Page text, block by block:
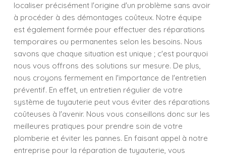
localiser précisément l'origine d'un problème sans avoir
à procéder à des démontages coûteux. Notre équipe
est également formée pour effectuer des réparations
temporaires ou permanentes selon les besoins. Nous
savons que chaque situation est unique ; c'est pourquoi
nous vous offrons des solutions sur mesure. De plus,
nous croyons fermement en l'importance de l'entretien
préventif. En effet, un entretien régulier de votre
système de tuyauterie peut vous éviter des réparations
coûteuses à l'avenir. Nous vous conseillons donc sur les
meilleures pratiques pour prendre soin de votre
plomberie et éviter les pannes. En faisant appel à notre
entreprise pour la réparation de tuyauterie, vous